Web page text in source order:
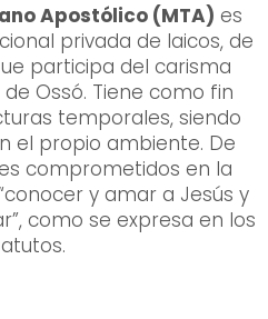
Apostólico (MTA) es
privada de laicos, de
participa del carisma
Ossó. Tiene como fin
temporales, siendo
el propio ambiente. De
comprometidos en la
y amar a Jesús y
como se expresa en los